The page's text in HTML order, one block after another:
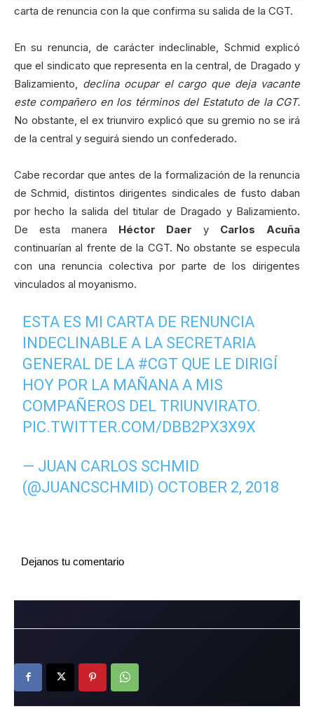
carta de renuncia con la que confirma su salida de la CGT.
En su renuncia, de carácter indeclinable, Schmid explicó
que el sindicato que representa en la central, de Dragado y
Balizamiento, declina ocupar el cargo que deja vacante
este compañero en los términos del Estatuto de la CGT.
No obstante, el ex triunviro explicó que su gremio no se irá
de la central y seguirá siendo un confederado.
Cabe recordar que antes de la formalización de la renuncia
de Schmid, distintos dirigentes sindicales de fusto daban
por hecho la salida del titular de Dragado y Balizamiento.
De esta manera Héctor Daer y Carlos Acuña
continuarían al frente de la CGT. No obstante se especula
con una renuncia colectiva por parte de los dirigentes
vinculados al moyanismo.
ESTA ES MI CARTA DE RENUNCIA
INDECLINABLE A LA SECRETARIA
GENERAL DE LA #CGT QUE LE DIRIGÍ
HOY POR LA MAÑANA A MIS
COMPAÑEROS DEL TRIUNVIRATO.
PIC.TWITTER.COM/DBB2PX3X9X
— JUAN CARLOS SCHMID
(@JUANCSCHMID) OCTOBER 2, 2018
Dejanos tu comentario